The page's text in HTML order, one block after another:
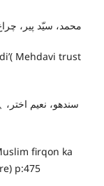
محمد، سیّد پیر، چراغ
Mehdavi trust
سندھو، نعیم اختر،
firqon ka
p:475